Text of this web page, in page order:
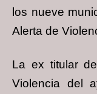
los nueve
Alerta de
La ex titular
Violencia del